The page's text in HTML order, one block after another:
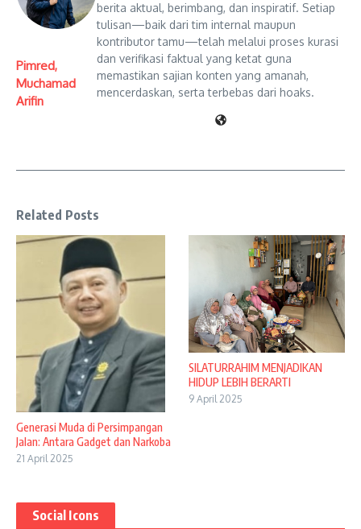
Pimred,
Muchamad
Arifin
berita aktual, berimbang, dan inspiratif. Setiap
tulisan—baik dari tim internal maupun
kontributor tamu—telah melalui proses kurasi
dan verifikasi faktual yang ketat guna
memastikan sajian konten yang amanah,
mencerdaskan, serta terbebas dari hoaks.
Related Posts
Generasi Muda di Persimpangan
Jalan: Antara Gadget dan Narkoba
21 April 2025
SILATURRAHIM MENJADIKAN
HIDUP LEBIH BERARTI
9 April 2025
Social Icons